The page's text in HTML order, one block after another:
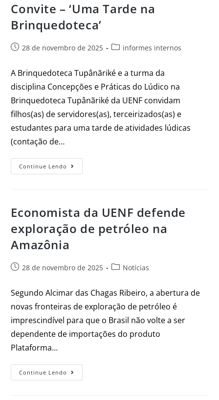
Convite – ‘Uma Tarde na
Brinquedoteca’
28 de novembro de 2025 informes internos
A Brinquedoteca Tupânãriké e a turma da
disciplina Concepções e Práticas do Lúdico na
Brinquedoteca Tupânãriké da UENF convidam
filhos(as) de servidores(as), terceirizados(as) e
estudantes para uma tarde de atividades lúdicas
(contação de…
Continue Lendo
Economista da UENF defende
exploração de petróleo na
Amazônia
28 de novembro de 2025 Notícias
Segundo Alcimar das Chagas Ribeiro, a abertura de
novas fronteiras de exploração de petróleo é
imprescindível para que o Brasil não volte a ser
dependente de importações do produto
Plataforma…
Continue Lendo